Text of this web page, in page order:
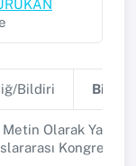
Bildiri Bildiri
Metin Olarak
Kongre/